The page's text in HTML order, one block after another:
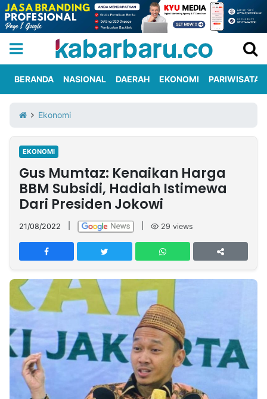
Iklan
Berita
Kami
Nasional
International
Olahraga
Entertainment
Daerah
Pariwisata
Kuliner
Kolom
Network
PT
TREETAN
INDONESIA
Insight
NTB
Suara
Time
Lens
IDN
Daily
Jogja
Jalan
Rakyat
Idealita
News
Kita
Notice
Radar
Baru
Seedbacklink
BERANDA NASIONAL DAERAH EKONOMI PARIWISATA
Ekonomi
EKONOMI
Gus Mumtaz: Kenaikan Harga
BBM Subsidi, Hadiah Istimewa
Dari Presiden Jokowi
21/08/2022 29 views